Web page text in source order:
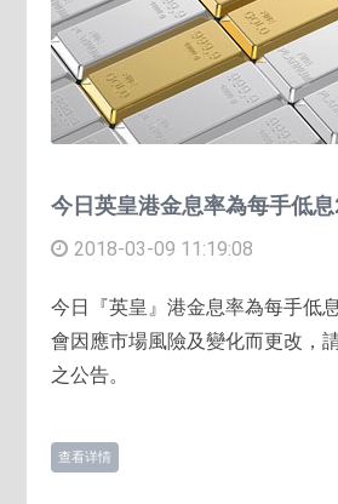
今日英皇港金息率為每手低
2018-03-09 11:19:08
今日『英皇』港金息率為每手低
會因應市場風險及變化而更改，
之公告。
查看详情